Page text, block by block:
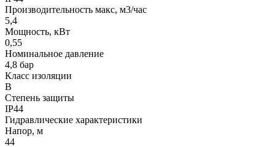
Производительность макс, м3/час
5,4
Мощность, кВт
0,55
Номинальное давление
4,8 бар
Класс изоляции
B
Степень защиты
IP44
Гидравлические характеристики
Напор, м
44